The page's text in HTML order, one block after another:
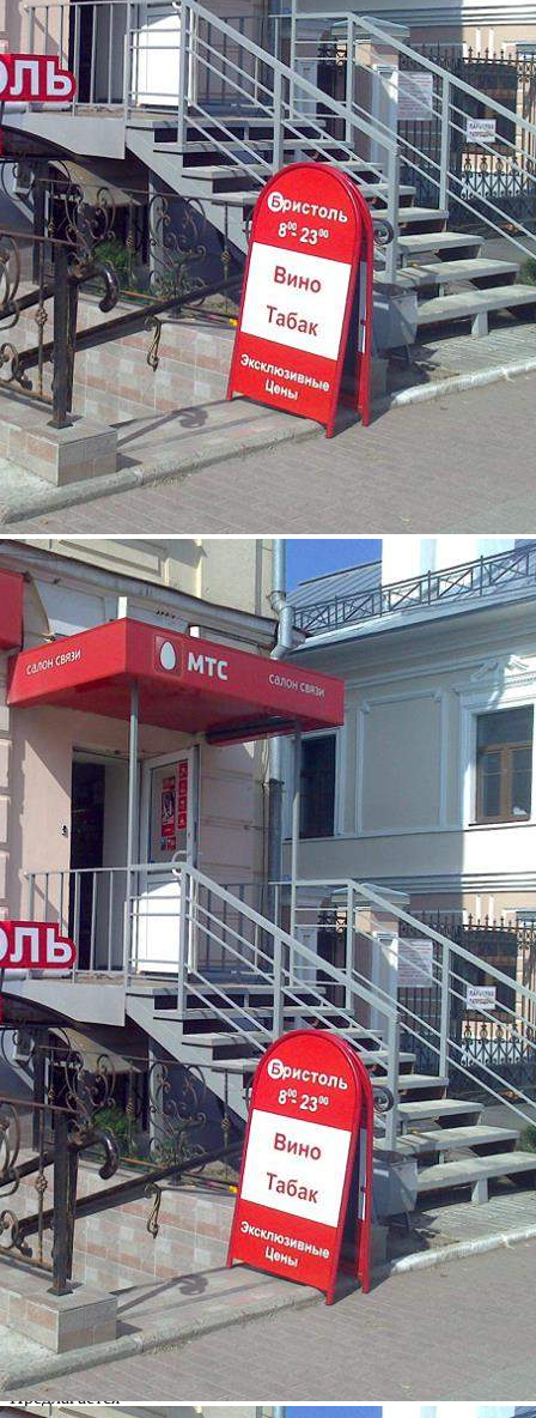
Продажа
Street retail
8052 - Г. ВЛАДИМИР, УЛ.
БОЛЬШАЯ МОСКОВСКАЯ,
Д.9
Владимирская обл
Получить контакты Посмотреть на карте
Продам торговое помещение 80 кв.м. в центре г. Владимира, в
100м. от "Золотых Ворот" цокольный этаж, все
коммуникации, свежий ремонт, Прямоугольной планировки
(2 колонны в центре зала), подсобное помещение 10 кв.м.
Возможна продажа в качестве арендного бизнеса.
889 (+1)
Навигация
Характеристики
О помещении
Где находится
Контакты
Другие объявления
Характеристики помещения
№ объявления
8052
Дата размещения
20.01.2020
Город
Владимир
Адрес
ул. Большая Московская, д.9
Расположено
Street retail
Этаж
0
Предлагается